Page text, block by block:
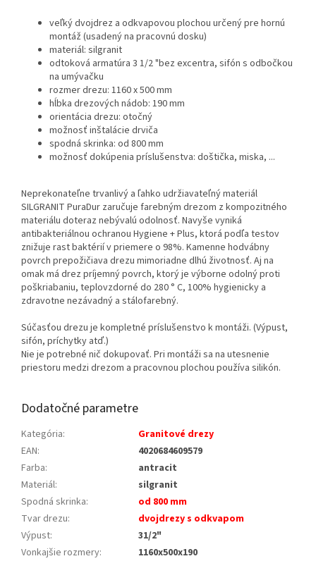
veľký dvojdrez a odkvapovou plochou určený pre hornú
montáž (usadený na pracovnú dosku)
materiál: silgranit
odtoková armatúra 3 1/2 "bez excentra, sifón s odbočkou
na umývačku
rozmer drezu: 1160 x 500 mm
hĺbka drezových nádob: 190 mm
orientácia drezu: otočný
možnosť inštalácie drviča
spodná skrinka: od 800 mm
možnosť dokúpenia príslušenstva: doštička, miska, ...
Neprekonateľne trvanlivý a ľahko udržiavateľný materiál
SILGRANIT PuraDur zaručuje farebným drezom z kompozitného
materiálu doteraz nebývalú odolnosť. Navyše vyniká
antibakteriálnou ochranou Hygiene + Plus, ktorá podľa testov
znižuje rast baktérií v priemere o 98%. Kamenne hodvábny
povrch prepožičiava drezu mimoriadne dlhú životnosť. Aj na
omak má drez príjemný povrch, ktorý je výborne odolný proti
poškriabaniu, teplovzdorné do 280 ° C, 100% hygienicky a
zdravotne nezávadný a stálofarebný.
Súčasťou drezu je kompletné príslušenstvo k montáži. (Výpust,
sifón, príchytky atď.)
Nie je potrebné nič dokupovať. Pri montáži sa na utesnenie
priestoru medzi drezom a pracovnou plochou používa silikón.
Dodatočné parametre
Kategória:
Granitové drezy
EAN:
4020684609579
Farba:
antracit
Materiál:
silgranit
Spodná skrinka:
od 800 mm
Tvar drezu:
dvojdrezy s odkvapom
Výpust:
31/2"
Vonkajšie rozmery:
1160x500x190